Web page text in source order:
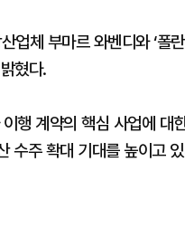
업체 부마르 와벤디와 ‘폴
혔다.
행 계약의 핵심 사업에 대
수주 확대 기대를 높이고